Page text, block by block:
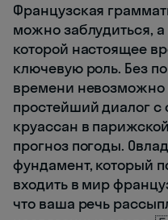
Французская
можно заблудиться,
которой настоящее
ключевую роль. Без
времени невозможно
простейший диалог с
круассан в
прогноз погоды.
фундамент, который
входить в мир
что ваша речь